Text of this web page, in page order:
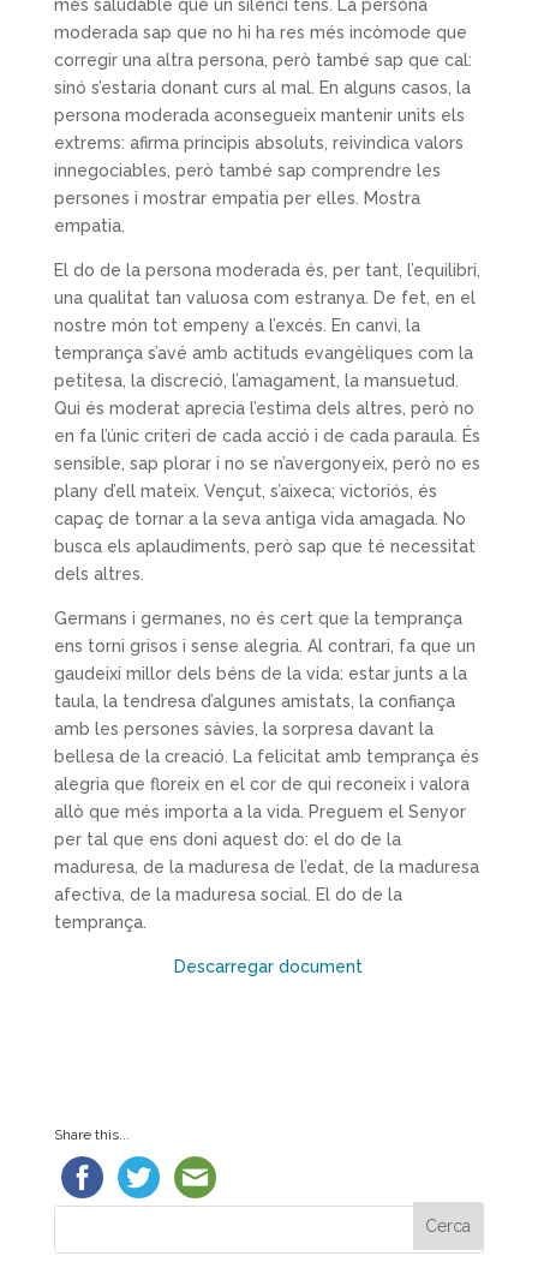
més saludable que un silenci tens. La persona
moderada sap que no hi ha res més incòmode que
corregir una altra persona, però també sap que cal:
sinó s’estaria donant curs al mal. En alguns casos, la
persona moderada aconsegueix mantenir units els
extrems: afirma principis absoluts, reivindica valors
innegociables, però també sap comprendre les
persones i mostrar empatia per elles. Mostra
empatia.
El do de la persona moderada és, per tant, l’equilibri,
una qualitat tan valuosa com estranya. De fet, en el
nostre món tot empeny a l’excés. En canvi, la
temprança s’avé amb actituds evangèliques com la
petitesa, la discreció, l’amagament, la mansuetud.
Qui és moderat aprecia l’estima dels altres, però no
en fa l’únic criteri de cada acció i de cada paraula. És
sensible, sap plorar i no se n’avergonyeix, però no es
plany d’ell mateix. Vençut, s’aixeca; victoriós, és
capaç de tornar a la seva antiga vida amagada. No
busca els aplaudiments, però sap que té necessitat
dels altres.
Germans i germanes, no és cert que la temprança
ens torni grisos i sense alegria. Al contrari, fa que un
gaudeixi millor dels béns de la vida: estar junts a la
taula, la tendresa d’algunes amistats, la confiança
amb les persones sàvies, la sorpresa davant la
bellesa de la creació. La felicitat amb temprança és
alegria que floreix en el cor de qui reconeix i valora
allò que més importa a la vida. Preguem el Senyor
per tal que ens doni aquest do: el do de la
maduresa, de la maduresa de l’edat, de la maduresa
afectiva, de la maduresa social. El do de la
temprança.
Descarregar document
Share this...